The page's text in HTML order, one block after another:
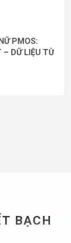
PMOS:
– DỮ LIỆU TỪ
BẠCH